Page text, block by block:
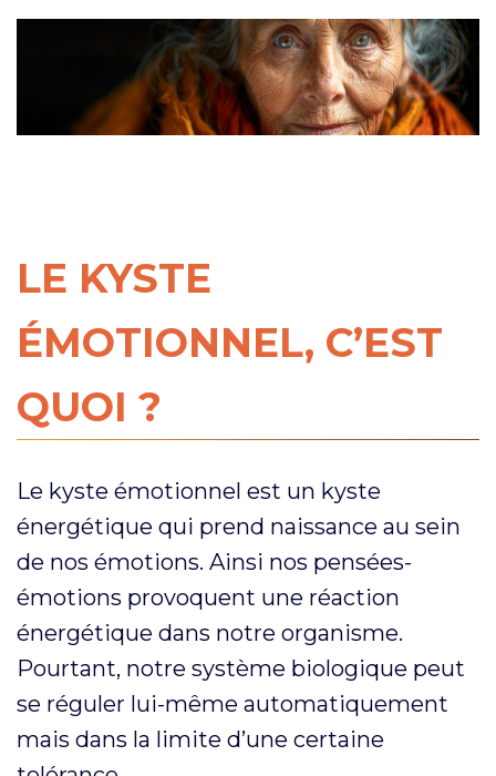
LE KYSTE
ÉMOTIONNEL, C’EST
QUOI ?
Le kyste émotionnel est un kyste
énergétique qui prend naissance au sein
de nos émotions. Ainsi nos pensées-
émotions provoquent une réaction
énergétique dans notre organisme.
Pourtant, notre système biologique peut
se réguler lui-même automatiquement
mais dans la limite d’une certaine